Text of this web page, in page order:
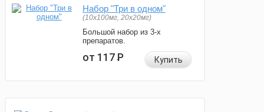
Набор "Три в одном"
(10x100мг, 20x20мг)
Большой набор из 3-х
препаратов.
от 117Р Купить